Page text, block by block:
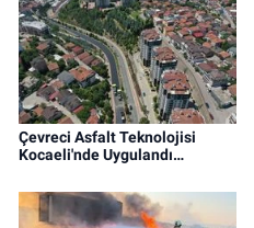
Çevreci Asfalt Teknolojisi
Kocaeli'nde Uygulandı…